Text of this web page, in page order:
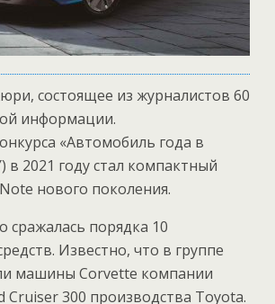
состоящее из журналистов 60
информации.
«Автомобиль года в
в 2021 году стал компактный
нового поколения.
сражалась порядка 10
Известно, что в группе
машины Corvette компании
Cruiser 300 производства Toyota.